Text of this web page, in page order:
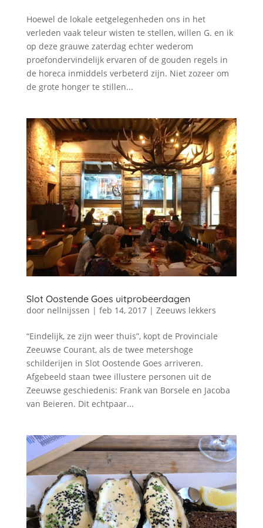
Hoewel de lokale eetgelegenheden ons in het
verleden vaak teleur wisten te stellen, willen G. en ik
op deze grauwe zaterdag echter wederom
proefondervindelijk ervaren of de gouden regels in
de horeca inmiddels verbeterd zijn. Niet zozeer om
de grote honger te stillen...
Slot Oostende Goes uitprobeerdagen
door nellnijssen | feb 14, 2017| Zeeuws lekkers
“Eindelijk, ze zijn weer thuis”, kopt de Provinciale
Zeeuwse Courant, als de twee metershoge
schilderijen in Slot Oostende Goes arriveren.
Afgebeeld staan twee illustere personen uit de
Zeeuwse geschiedenis: Frank van Borsele en Jacoba
van Beieren. Dit echtpaar...